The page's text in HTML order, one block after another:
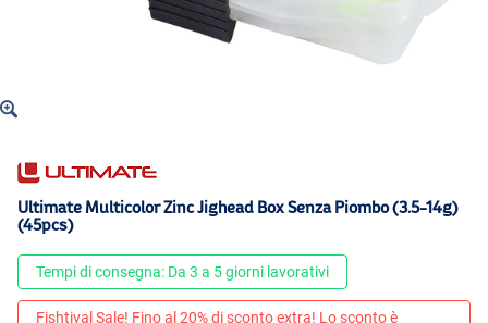
Ultimate Multicolor Zinc Jighead Box Senza Piombo (3.5-14g)
(45pcs)
Tempi di consegna: Da 3 a 5 giorni lavorativi
Fishtival Sale! Fino al 20% di sconto extra! Lo sconto è